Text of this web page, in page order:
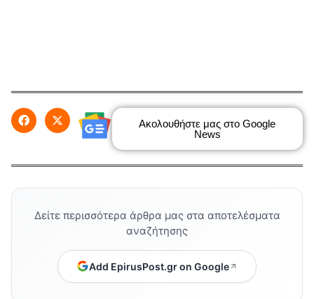
Ακολουθήστε μας στο Google
News
Δείτε περισσότερα άρθρα μας στα αποτελέσματα
αναζήτησης
Add EpirusPost.gr on Google